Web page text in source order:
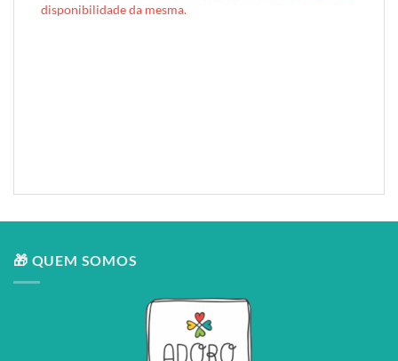
disponibilidade da mesma.
🎁 QUEM SOMOS